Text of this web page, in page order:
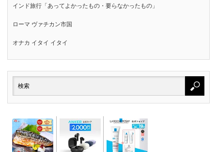
インド旅行「あってよかったもの・要らなかったもの」
ローマ ヴァチカン市国
オナカ イタイ イタイ